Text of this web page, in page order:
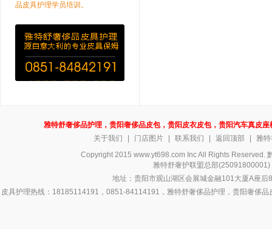
品皮具护理学员培训。
雅特舒奢侈品护理，贵阳奢侈品皮包，贵阳皮衣皮包，贵阳汽车真皮
关于我们
门店图片 联系我们 返回顶部
雅
Copyright 2015 www.yt698.com Inc All Rights Reserved.
雅特舒奢护联盟总部
地址：贵阳市观山湖区会展城金融101大厦A座
皮具护理热线：18185114191，0851-84114191，雅特舒奢侈品护理，贵阳奢侈